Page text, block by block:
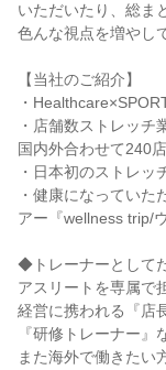
いただいたり、総ま
色んな視点を増やし
【当社のご紹介】
・
・店舗数ストレッ
国内外合わせて240
・日本初のストレッ
・健康になっていた
アー『wellness trip/
◆トレーナーとして
アスリートを専属で
経営に携われる『店
『研修トレーナー』
また海外で働きたい